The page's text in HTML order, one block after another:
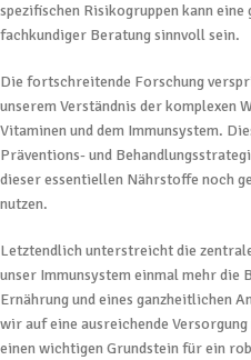
spezifischen Risikogruppen kann
fachkundiger Beratung sinnvoll sein.
Die fortschreitende Forschung
unserem Verständnis der komplexen
Vitaminen und dem Immunsystem.
Präventions- und
dieser essentiellen Nährstoffe noch
nutzen.
Letztendlich unterstreicht die
unser Immunsystem einmal mehr die
Ernährung und eines ganzheitlichen
wir auf eine ausreichende
einen wichtigen Grundstein für ein